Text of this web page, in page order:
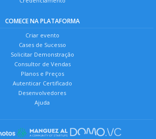
COMECE NA PLATAFORMA
Criar evento
Cases de Sucesso
Solicitar Demonstração
Consultor de Vendas
Planos e Preços
Autenticar Certificado
Desenvolvedores
Ajuda